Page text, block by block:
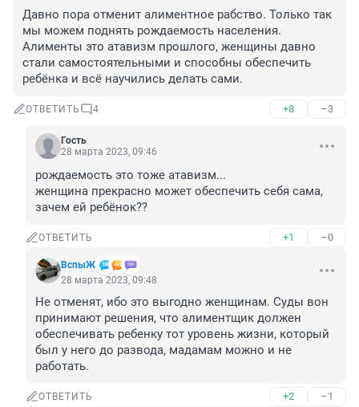
Давно пора отменит алиментное рабство. Только так
мы можем поднять рождаемость населения.
Алименты это атавизм прошлого, женщины давно
стали самостоятельными и способны обеспечить
ребёнка и всё научились делать сами.
ОТВЕТИТЬ 4 +8 –3
Гость
28 марта 2023, 09:46
рождаемость это тоже атавизм...
женщина прекрасно может обеспечить себя сама,
зачем ей ребёнок??
ОТВЕТИТЬ +1 –0
ВспыЖ
28 марта 2023, 09:48
Не отменят, ибо это выгодно женщинам. Суды вон
принимают решения, что алиментщик должен
обеспечивать ребенку тот уровень жизни, который
был у него до развода, мадамам можно и не
работать.
ОТВЕТИТЬ +2 –1